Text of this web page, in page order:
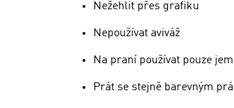
Nežehlit přes grafiku
Nepoužívat aviváž
Na praní používat pouze
Prát se stejně barevným